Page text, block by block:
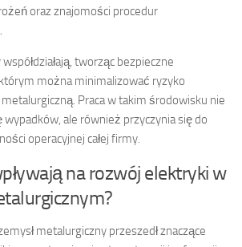
oraz znajomości procedur
tworząc bezpieczne
można minimalizować ryzyko
Praca w takim środowisku nie
ale również przyczynia się do
operacyjnej całej firmy.
na rozwój elektryki w
metalurgiczny przeszedł znaczące